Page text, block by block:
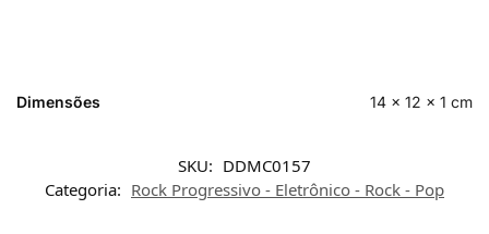
Dimensões 14 × 12 × 1 cm
SKU: DDMC0157
Categoria: Rock Progressivo - Eletrônico - Rock - Pop